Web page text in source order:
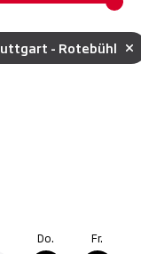
- Rotebühl
Do. Fr.